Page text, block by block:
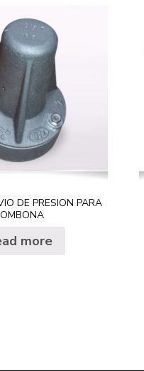
DE PRESION PARA
more